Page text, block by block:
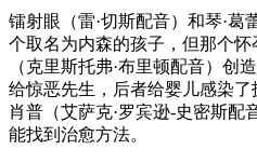
镭射眼（雷·切斯配音）和琴·葛
个取名为内森的孩子，但那个
（克里斯托弗·布里顿配音）创
给惊恶先生，后者给婴儿感染
肖普（艾萨克·罗宾逊-史密斯配
能找到治愈方法。